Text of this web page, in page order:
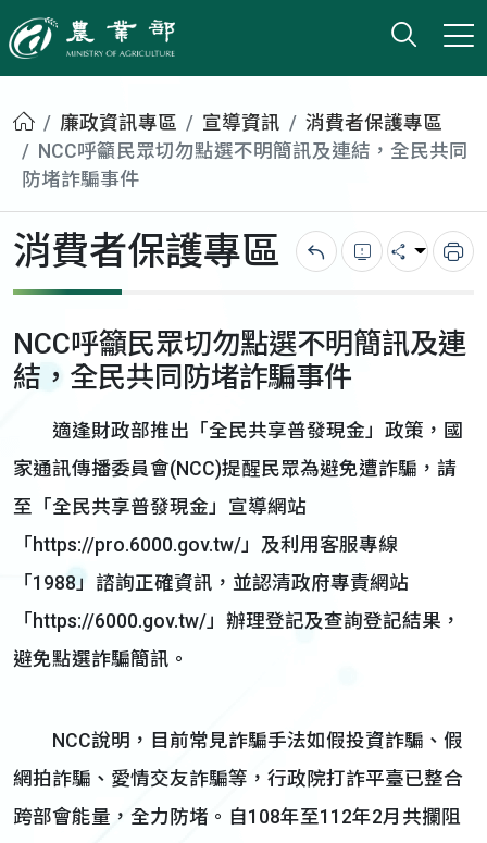
農業部
打開
小版
首頁廉政資訊專區 宣導資訊
消費者保護專區
NCC呼籲民眾切勿點選不明簡訊及連結，全民共同
防堵詐騙事件
消費者保護專區 回上一頁錯誤回報
分享 列
NCC呼籲民眾切勿點選不明簡訊及連
結，全民共同防堵詐騙事件
適逢財政部推出「全民共享普發現金」政策，國
家通訊傳播委員會(NCC)提醒民眾為避免遭詐騙，請
至「全民共享普發現金」宣導網站
「https://pro.6000.gov.tw/」及利用客服專線
「1988」諮詢正確資訊，並認清政府專責網站
「https://6000.gov.tw/」辦理登記及查詢登記結果，
避免點選詐騙簡訊。
NCC說明，目前常見詐騙手法如假投資詐騙、假
網拍詐騙、愛情交友詐騙等，行政院打詐平臺已整合
跨部會能量，全力防堵。自108年至112年2月共攔阻